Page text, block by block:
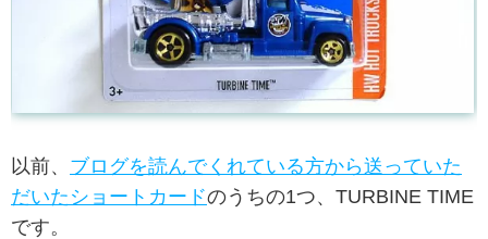
以前、 ブログを読んでくれている方から送っていた
だいたショートカードのうちの1つ、TURBINE TIME
です。